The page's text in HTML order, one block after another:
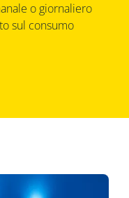
o giornaliero
sul consumo